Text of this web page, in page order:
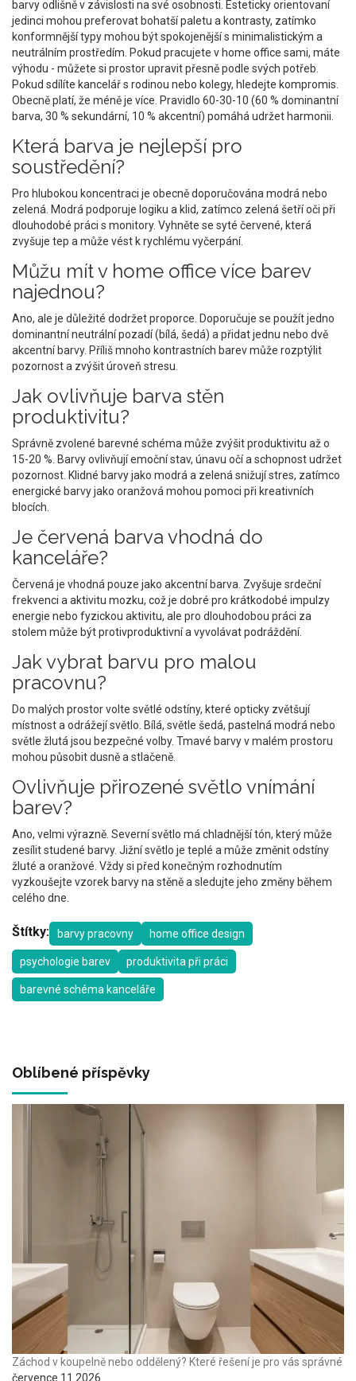
barvy odlišně v závislosti na své osobnosti. Esteticky orientovaní
jedinci mohou preferovat bohatší paletu a kontrasty, zatímko
konformnější typy mohou být spokojenější s minimalistickým a
neutrálním prostředím. Pokud pracujete v home office sami, máte
výhodu - můžete si prostor upravit přesně podle svých potřeb.
Pokud sdílíte kancelář s rodinou nebo kolegy, hledejte kompromis.
Obecně platí, že méně je více. Pravidlo 60-30-10 (60 % dominantní
barva, 30 % sekundární, 10 % akcentní) pomáhá udržet harmonii.
Která barva je nejlepší pro
soustředění?
Pro hlubokou koncentraci je obecně doporučována modrá nebo
zelená. Modrá podporuje logiku a klid, zatímco zelená šetří oči při
dlouhodobé práci s monitory. Vyhněte se syté červené, která
zvyšuje tep a může vést k rychlému vyčerpání.
Můžu mít v home office více barev
najednou?
Ano, ale je důležité dodržet proporce. Doporučuje se použít jedno
dominantní neutrální pozadí (bílá, šedá) a přidat jednu nebo dvě
akcentní barvy. Příliš mnoho kontrastních barev může rozptýlit
pozornost a zvýšit úroveň stresu.
Jak ovlivňuje barva stěn
produktivitu?
Správně zvolené barevné schéma může zvýšit produktivitu až o
15-20 %. Barvy ovlivňují emoční stav, únavu očí a schopnost udržet
pozornost. Klidné barvy jako modrá a zelená snižují stres, zatímco
energické barvy jako oranžová mohou pomoci při kreativních
blocích.
Je červená barva vhodná do
kanceláře?
Červená je vhodná pouze jako akcentní barva. Zvyšuje srdeční
frekvenci a aktivitu mozku, což je dobré pro krátkodobé impulzy
energie nebo fyzickou aktivitu, ale pro dlouhodobou práci za
stolem může být protivproduktivní a vyvolávat podráždění.
Jak vybrat barvu pro malou
pracovnu?
Do malých prostor volte světlé odstíny, které opticky zvětšují
místnost a odrážejí světlo. Bílá, světle šedá, pastelná modrá nebo
světle žlutá jsou bezpečné volby. Tmavé barvy v malém prostoru
mohou působit dusně a stlačeně.
Ovlivňuje přirozené světlo vnímání
barev?
Ano, velmi výrazně. Severní světlo má chladnější tón, který může
zesílit studené barvy. Jižní světlo je teplé a může změnit odstíny
žluté a oranžové. Vždy si před konečným rozhodnutím
vyzkoušejte vzorek barvy na stěně a sledujte jeho změny během
celého dne.
Štítky: barvy pracovny home office design
psychologie barev produktivita při práci
barevné schéma kanceláře
Oblíbené příspěvky
Záchod v koupelně nebo oddělený? Které řešení je pro vás správné
července 11 2026